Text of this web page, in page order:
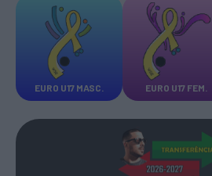
EURO U17 MASC. EURO U17 FEM.